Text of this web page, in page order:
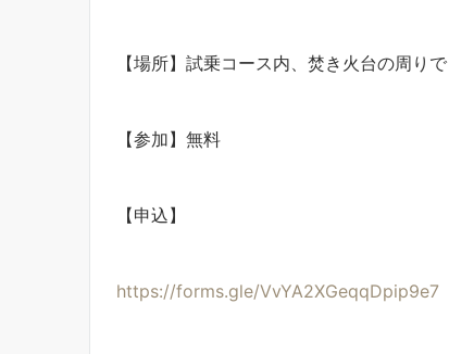
【場所】試乗コース内、焚き火台の周りで
【参加】無料
【申込】
https://forms.gle/VvYA2XGeqqDpip9e7